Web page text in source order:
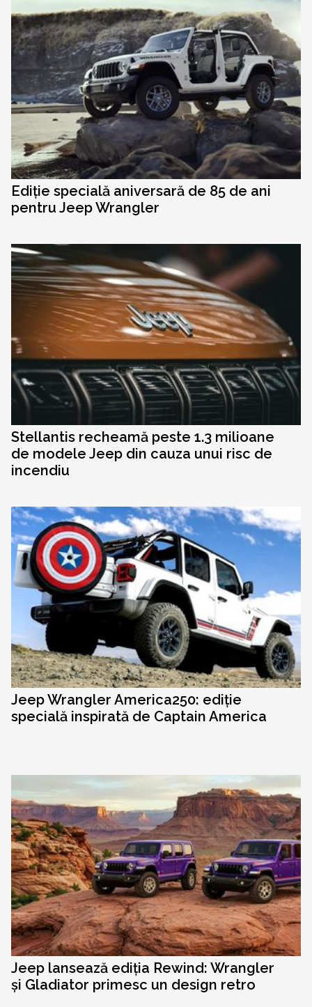
Ediție specială aniversară de 85 de ani
pentru Jeep Wrangler
Stellantis recheamă peste 1.3 milioane
de modele Jeep din cauza unui risc de
incendiu
Jeep Wrangler America250: ediție
specială inspirată de Captain America
Jeep lansează ediția Rewind: Wrangler
și Gladiator primesc un design retro